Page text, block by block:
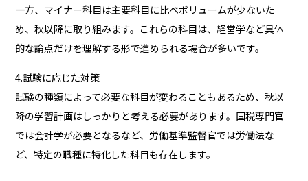
一方、マイナー科目は主要科目に比べボリュームが少ないた
め、秋以降に取り組みます。これらの科目は、経営学など具体
的な論点だけを理解する形で進められる場合が多いです。
4.試験に応じた対策
試験の種類によって必要な科目が変わることもあるため、秋以
降の学習計画はしっかりと考える必要があります。国税専門官
では会計学が必要となるなど、労働基準監督官では労働法な
ど、特定の職種に特化した科目も存在します。